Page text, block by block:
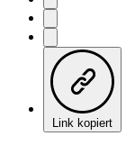
Link kopiert